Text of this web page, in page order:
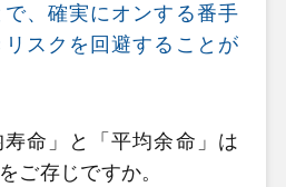
、確実にオンする番手
スクを回避することが
命」と「平均余命」は
ご存じですか。